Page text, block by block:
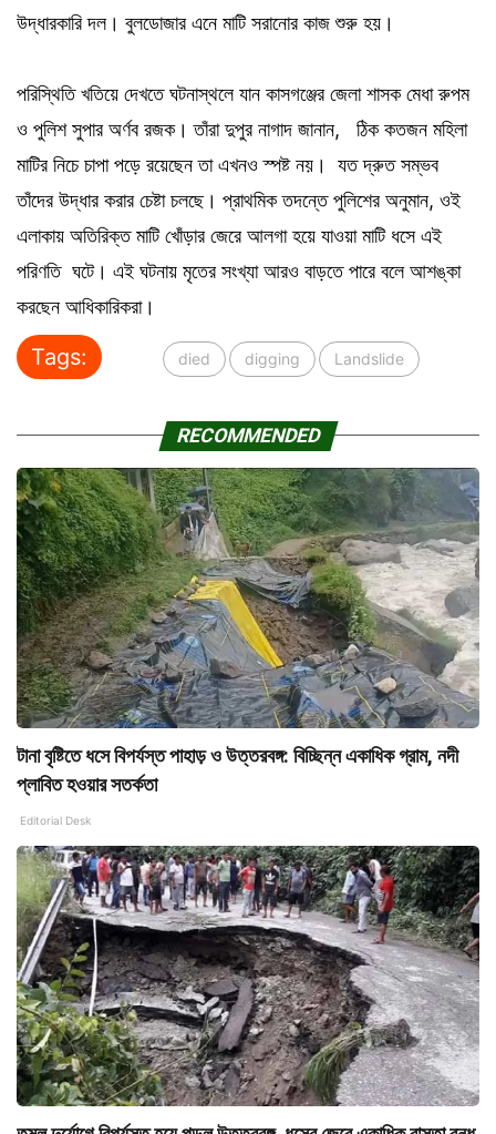
উদ্ধারকারি দল। বুলডোজার এনে মাটি সরানোর কাজ শুরু হয়।
পরিস্থিতি খতিয়ে দেখতে ঘটনাস্থলে যান কাসগঞ্জের জেলা শাসক মেধা রুপম
ও পুলিশ সুপার অর্ণব রজক। তাঁরা দুপুর নাগাদ জানান, ঠিক কতজন মহিলা
মাটির নিচে চাপা পড়ে রয়েছেন তা এখনও স্পষ্ট নয়। যত দ্রুত সম্ভব
তাঁদের উদ্ধার করার চেষ্টা চলছে। প্রাথমিক তদন্তে পুলিশের অনুমান, ওই
এলাকায় অতিরিক্ত মাটি খোঁড়ার জেরে আলগা হয়ে যাওয়া মাটি ধসে এই
পরিণতি ঘটে। এই ঘটনায় মৃতের সংখ্যা আরও বাড়তে পারে বলে আশঙ্কা
করছেন আধিকারিকরা।
Tags: died digging Landslide
RECOMMENDED
টানা বৃষ্টিতে ধসে বিপর্যস্ত পাহাড় ও উত্তরবঙ্গ: বিচ্ছিন্ন একাধিক গ্রাম, নদী
প্লাবিত হওয়ার সতর্কতা
Editorial Desk